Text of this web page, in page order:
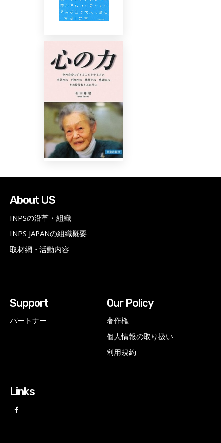
About US
INPSの沿革・組織
INPS JAPANの組織概要
取材網・活動内容
Support
パートナー
Our Policy
著作権
個人情報の取り扱い
利用規約
Links